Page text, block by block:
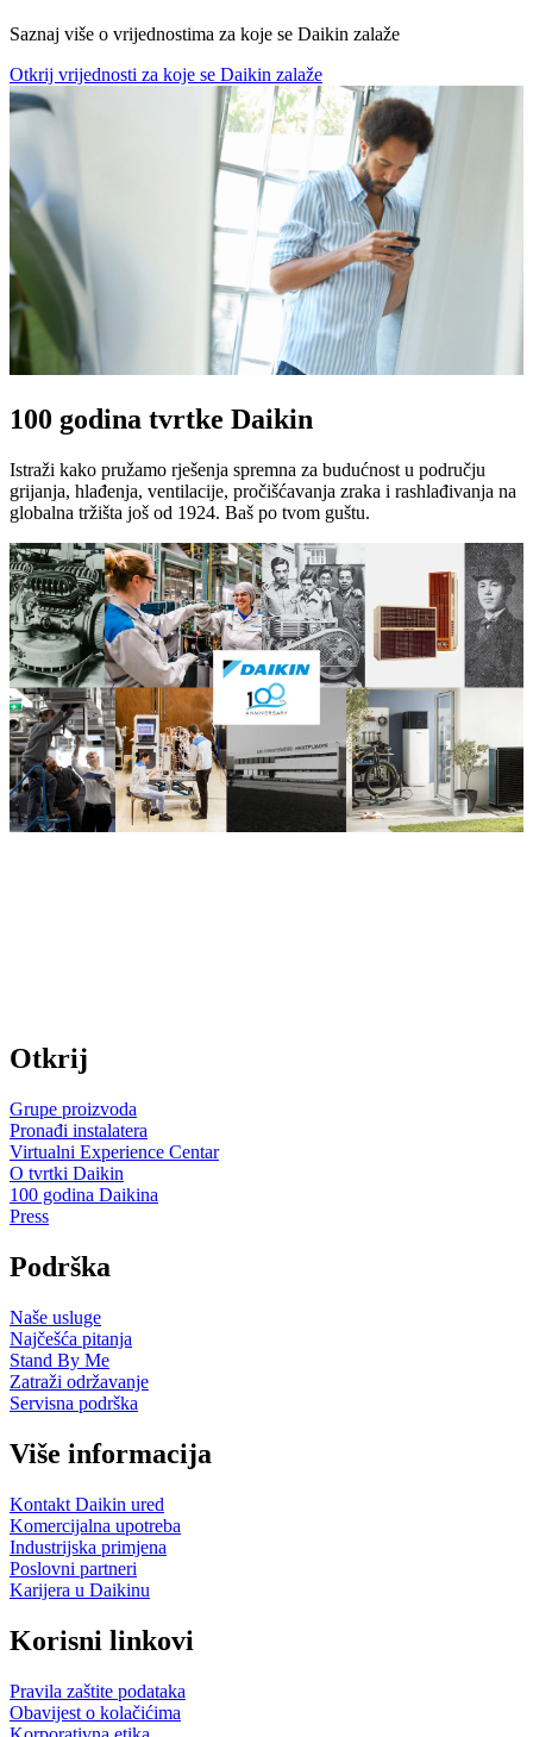
Saznaj više o vrijednostima za koje se Daikin zalaže
Otkrij vrijednosti za koje se Daikin zalaže
100 godina tvrtke Daikin
Istraži kako pružamo rješenja spremna za budućnost u području
grijanja, hlađenja, ventilacije, pročišćavanja zraka i rashlađivanja na
globalna tržišta još od 1924. Baš po tvom guštu.
Otkrij
Grupe proizvoda
Pronađi instalatera
Virtualni Experience Centar
O tvrtki Daikin
100 godina Daikina
Press
Podrška
Naše usluge
Najčešća pitanja
Stand By Me
Zatraži održavanje
Servisna podrška
Više informacija
Kontakt Daikin ured
Komercijalna upotreba
Industrijska primjena
Poslovni partneri
Karijera u Daikinu
Korisni linkovi
Pravila zaštite podataka
Obavijest o kolačićima